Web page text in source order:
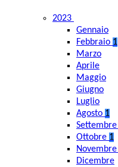
2023
Gennaio
Febbraio 1
Marzo
Aprile
Maggio
Giugno
Luglio
Agosto 1
Settembre
Ottobre 1
Novembre
Dicembre